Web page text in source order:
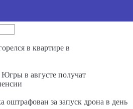
в квартире в
в августе получат
за запуск дрона в день